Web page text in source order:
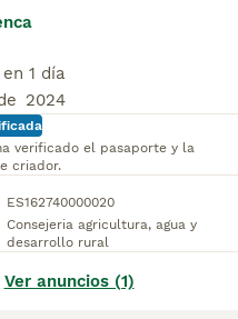
1 día
2024
verificado el pasaporte y la
criador.
ES162740000020
Consejeria agricultura, agua y
desarrollo rural
Ver anuncios (1)